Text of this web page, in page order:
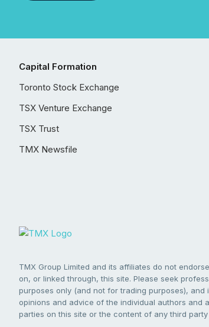
Capital Formation
Toronto Stock Exchange
TSX Venture Exchange
TSX Trust
TMX Newsfile
TMX Group Limited and its affiliates do not
on, or linked through, this site. Please seek
purposes only (and not for trading purposes),
opinions and advice of the individual authors and
parties on this site or the content of any third